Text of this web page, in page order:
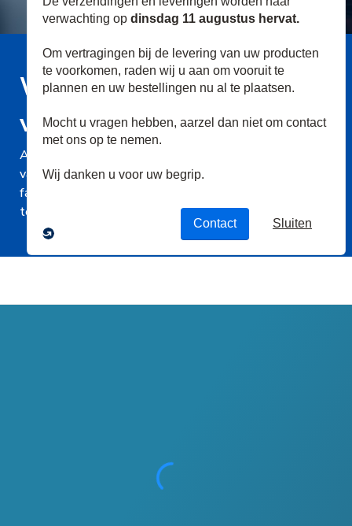
Welkom bij onze collectie
van aanbevolen merken
ADI's collectie van aanbevolen merken toont enkele
van onze top fabrikanten die beschikbaar zijn alsook uw
favorieten. Ontdek elk merk door op de logo's hieronder
te klikken.